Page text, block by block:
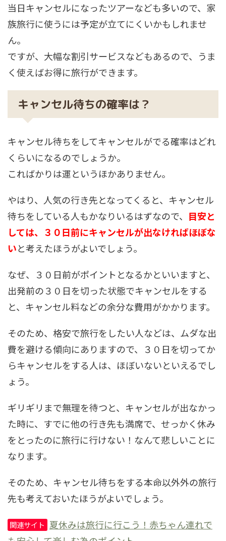
当日キャンセルになったツアーなども多いので、家
族旅行に使うには予定が立てにくいかもしれませ
ん。
ですが、大幅な割引サービスなどもあるので、うま
く使えばお得に旅行ができます。
キャンセル待ちの確率は？
キャンセル待ちをしてキャンセルがでる確率はどれ
くらいになるのでしょうか。
こればかりは運というほかありません。
やはり、人気の行き先となってくると、キャンセル
待ちをしている人もかなりいるはずなので、 目安と
しては、３０日前にキャンセルが出なければほぼな
いと考えたほうがよいでしょう。
なぜ、３０日前がポイントとなるかといいますと、
出発前の３０日を切った状態でキャンセルをする
と、キャンセル料などの余分な費用がかかります。
そのため、格安で旅行をしたい人などは、ムダな出
費を避ける傾向にありますので、３０日を切ってか
らキャンセルをする人は、ほぼいないといえるでし
ょう。
ギリギリまで無理を待つと、キャンセルが出なかっ
た時に、すでに他の行き先も満席で、せっかく休み
をとったのに旅行に行けない！なんて悲しいことに
なります。
そのため、 キャンセル待ちをする本命以外外の旅行
先も考えておいたほうがよいでしょう。
関連サイト 夏休みは旅行に行こう！赤ちゃん連れで